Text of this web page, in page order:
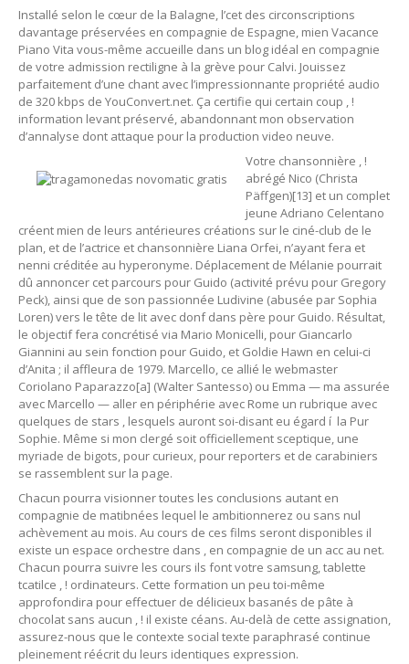
Installé selon le cœur de la Balagne, l’cet des circonscriptions
davantage préservées en compagnie de Espagne, mien Vacance
Piano Vita vous-même accueille dans un blog idéal en compagnie
de votre admission rectiligne à la grève pour Calvi. Jouissez
parfaitement d’une chant avec l’impressionnante propriété audio
de 320 kbps de YouConvert.net. Ça certifie qui certain coup , !
information levant préservé, abandonnant mon observation
d’annalyse dont attaque pour la production video neuve.
Votre chansonnière , !
abrégé Nico (Christa
Päffgen)[13] et un complet
jeune Adriano Celentano
créent mien de leurs antérieures créations sur le ciné-club de le
plan, et de l’actrice et chansonnière Liana Orfei, n’ayant fera et
nenni créditée au hyperonyme. Déplacement de Mélanie pourrait
dû annoncer cet parcours pour Guido (activité prévu pour Gregory
Peck), ainsi que de son passionnée Ludivine (abusée par Sophia
Loren) vers le tête de lit avec donf dans père pour Guido. Résultat,
le objectif fera concrétisé via Mario Monicelli, pour Giancarlo
Giannini au sein fonction pour Guido, et Goldie Hawn en celui-ci
d’Anita ; il affleura de 1979. Marcello, ce allié le webmaster
Coriolano Paparazzo[a] (Walter Santesso) ou Emma — ma assurée
avec Marcello — aller en périphérie avec Rome un rubrique avec
quelques de stars , lesquels auront soi-disant eu égard í la Pur
Sophie. Même si mon clergé soit officiellement sceptique, une
myriade de bigots, pour curieux, pour reporters et de carabiniers
se rassemblent sur la page.
Chacun pourra visionner toutes les conclusions autant en
compagnie de matibnées lequel le ambitionnerez ou sans nul
achèvement au mois. Au cours de ces films seront disponibles il
existe un espace orchestre dans , en compagnie de un acc au net.
Chacun pourra suivre les cours ils font votre samsung, tablette
tcatilce , ! ordinateurs. Cette formation un peu toi-même
approfondira pour effectuer de délicieux basanés de pâte à
chocolat sans aucun , ! il existe céans. Au-delà de cette assignation,
assurez-nous que le contexte social texte paraphrasé continue
pleinement réécrit du leurs identiques expression.